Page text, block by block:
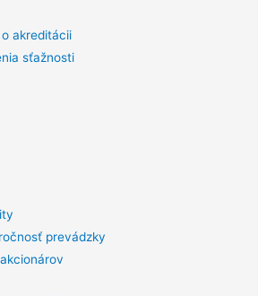
akreditácii
sťažnosti
prevádzky